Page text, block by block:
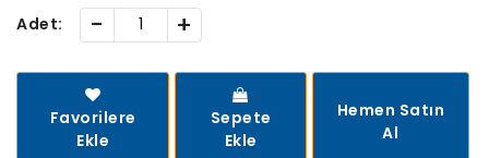
Adet: - +
Favorilere
Ekle
Sepete
Ekle
Hemen Satın
Al